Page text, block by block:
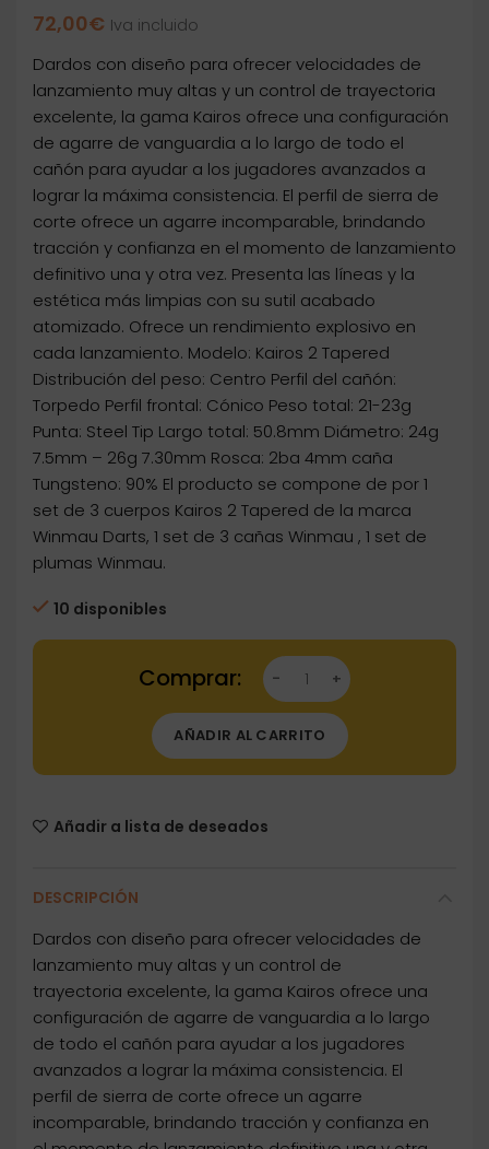
72,00€ Iva incluido
Dardos con diseño para ofrecer velocidades de
lanzamiento muy altas y un control de trayectoria
excelente, la gama Kairos ofrece una configuración
de agarre de vanguardia a lo largo de todo el
cañón para ayudar a los jugadores avanzados a
lograr la máxima consistencia. El perfil de sierra de
corte ofrece un agarre incomparable, brindando
tracción y confianza en el momento de lanzamiento
definitivo una y otra vez. Presenta las líneas y la
estética más limpias con su sutil acabado
atomizado. Ofrece un rendimiento explosivo en
cada lanzamiento. Modelo: Kairos 2 Tapered
Distribución del peso: Centro Perfil del cañón:
Torpedo Perfil frontal: Cónico Peso total: 21-23g
Punta: Steel Tip Largo total: 50.8mm Diámetro: 24g
7.5mm – 26g 7.30mm Rosca: 2ba 4mm caña
Tungsteno: 90% El producto se compone de por 1
set de 3 cuerpos Kairos 2 Tapered de la marca
Winmau Darts, 1 set de 3 cañas Winmau , 1 set de
plumas Winmau.
10 disponibles
Dartstore Dardos Winmau Kairos 2 Tapered
AÑADIR AL CARRITO
Añadir a lista de deseados
DESCRIPCIÓN
Dardos con diseño para ofrecer velocidades de
lanzamiento muy altas y un control de
trayectoria excelente, la gama Kairos ofrece una
configuración de agarre de vanguardia a lo largo
de todo el cañón para ayudar a los jugadores
avanzados a lograr la máxima consistencia. El
perfil de sierra de corte ofrece un agarre
incomparable, brindando tracción y confianza en